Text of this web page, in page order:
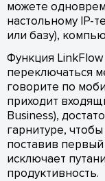
можете
настольному IP-
или базу),
Функция
переключаться
говорите по
приходит
Business),
гарнитуре,
поставив
исключает
продуктивность.